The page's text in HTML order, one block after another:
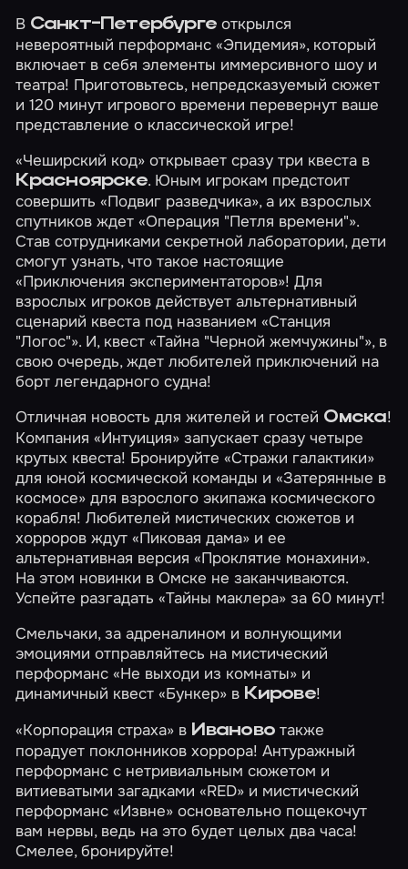
В Санкт-Петербурге открылся
невероятный перформанс«Эпидемия», который
включает в себя элементы иммерсивного шоу и
театра! Приготовьтесь, непредсказуемый сюжет
и 120 минут игрового времени перевернут ваше
представление о классической игре!
«Чеширский код» открывает сразу три квеста в
Красноярске. Юным игрокам предстоит
совершить«Подвиг разведчика», а их взрослых
спутников ждет«Операция "Петля времени"».
Став сотрудниками секретной лаборатории, дети
смогут узнать, что такое настоящие
«Приключения экспериментаторов»! Для
взрослых игроков действует альтернативный
сценарий квеста под названием«Станция
"Логос"». И, квест«Тайна "Черной жемчужины"», в
свою очередь, ждет любителей приключений на
борт легендарного судна!
Отличная новость для жителей и гостей Омска!
Компания «Интуиция» запускает сразу четыре
крутых квеста! Бронируйте«Стражи галактики»
для юной космической команды и«Затерянные в
космосе» для взрослого экипажа космического
корабля! Любителей мистических сюжетов и
хорроров ждут«Пиковая дама» и ее
альтернативная версия«Проклятие монахини».
На этом новинки в Омске не заканчиваются.
Успейте разгадать«Тайны маклера» за 60 минут!
Смельчаки, за адреналином и волнующими
эмоциями отправляйтесь на мистический
перформанс«Не выходи из комнаты» и
динамичный квест«Бункер» в Кирове!
«Корпорация страха» в Ивановотакже
порадует поклонников хоррора! Антуражный
перформанс с нетривиальным сюжетом и
витиеватыми загадками«RED» и мистический
перформанс«Извне» основательно пощекочут
вам нервы, ведь на это будет целых два часа!
Смелее, бронируйте!